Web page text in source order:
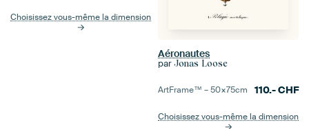
Choisissez vous-même la dimension
Aéronautes
par Jonas Loose
ArtFrame™ –50×75cm 110.-CHF
Choisissez vous-même la dimension